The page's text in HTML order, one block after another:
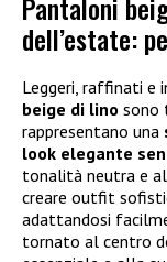
dell’estate:
Leggeri, raffinati e
beige di lino sono
rappresentano una
look elegante
tonalità neutra e
creare outfit
adattandosi
tornato al centro